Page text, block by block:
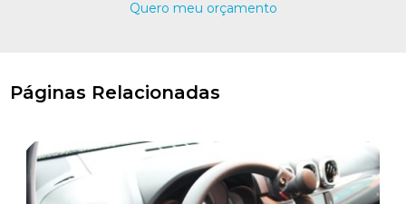
Quero meu orçamento
Páginas Relacionadas